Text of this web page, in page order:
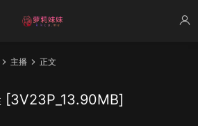
主播 正文
[3V23P_13.90MB]